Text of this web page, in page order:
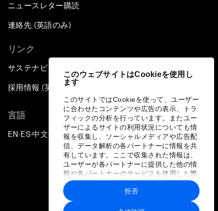
このウェブサイトはCookieを使用し
ます
このサイトではCookieを使って、ユーザー
に合わせたコンテンツや広告の表示、トラ
フィックの分析を行っています。またユー
ザーによるサイトの利用状況についても情
報を収集し、ソーシャルメディアや広告配
信、データ解析の各パートナーに情報を共
有しています。ここで収集された情報は、
ユーザーが各パートナーに提供した他の情
報や各パートナーのサービスを使用した際
に収集された情報と組み合わされ、各パー
トナーによって使用されることがありま
す。
拒否
ニュースレター購読
連絡先 (英語のみ)
リンク
サステナビリティへの取り組み
採用情報 (英語のみ)
言語
EN ▪ES▪中文▪ 日本語
プライバシーポリシーと利用規約